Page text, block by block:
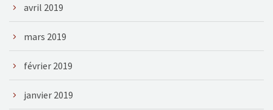
avril 2019
mars 2019
février 2019
janvier 2019